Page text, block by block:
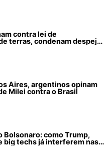
contra lei de
terras, condenam despejos
Aires, argentinos opinam
Milei contra o Brasil
Bolsonaro: como Trump,
big techs já interferem nas